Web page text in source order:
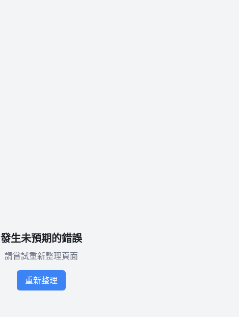
發生未預期的錯誤
請嘗試重新整理頁面
重新整理